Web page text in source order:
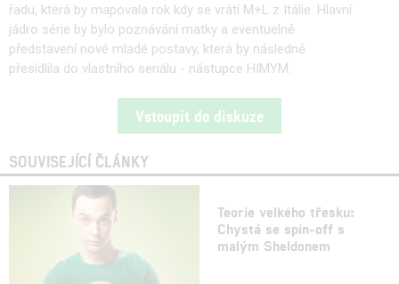
řadu, která by mapovala rok kdy se vrátí M+L z Itálie. Hlavní
jádro série by bylo poznávání matky a eventuelně
představení nové mladé postavy, která by následně
přesídlila do vlastního seriálu - nástupce HIMYM.
Vstoupit do diskuze
SOUVISEJÍCÍ ČLÁNKY
Teorie velkého třesku:
Chystá se spin-off s
malým Sheldonem